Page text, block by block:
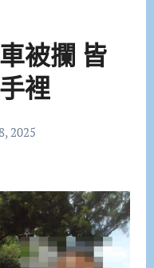
被攔 皆
裡
2025